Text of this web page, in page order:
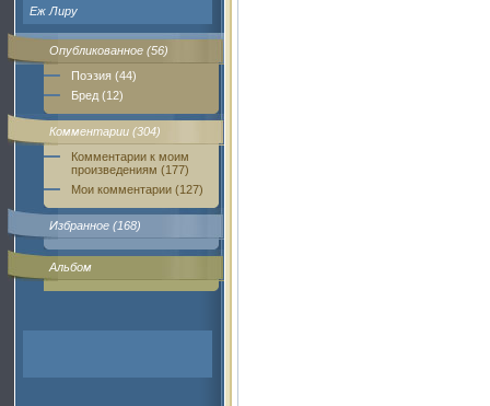
Еж Лиру
Опубликованное (56)
Поэзия (44)
Бред (12)
Комментарии (304)
Комментарии к моим
произведениям (177)
Мои комментарии (127)
Избранное (168)
Альбом